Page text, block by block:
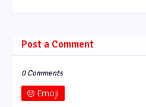
Post a Comment
0 Comments
Emoji